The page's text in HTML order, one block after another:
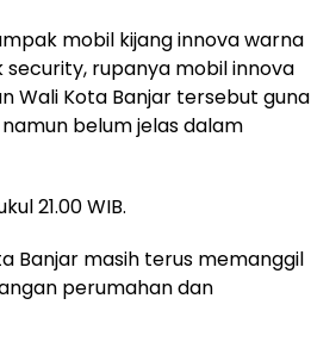
mobil kijang innova warna
security, rupanya mobil innova
Wali Kota Banjar tersebut guna
belum jelas dalam
21.00 WIB.
Banjar masih terus memanggil
perumahan dan